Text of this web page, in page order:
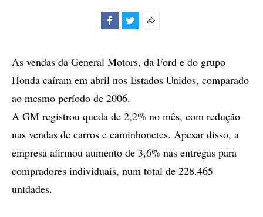
compartilhamento
As vendas da General Motors, da Ford e do grupo
Honda caíram em abril nos Estados Unidos, comparado
ao mesmo período de 2006.
A GM registrou queda de 2,2% no mês, com redução
nas vendas de carros e caminhonetes. Apesar disso, a
empresa afirmou aumento de 3,6% nas entregas para
compradores individuais, num total de 228.465
unidades.